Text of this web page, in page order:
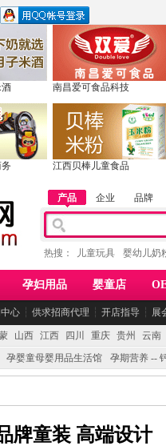
南昌爱可食品科技
江西贝棒儿童食品
产品 企业 品牌
热搜： 儿童玩具 婴幼儿奶
孕妇用品 婴童店
心 ┆ 供求招商代理 ┆ 开店指导 ┆ 展
山西 江西 四川 重庆 贵州 云南
孕婴童母婴用品生活馆 孕期营养 --
牌童装 高端设计